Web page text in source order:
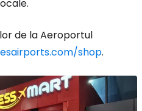
de la Aeroportul
shop.